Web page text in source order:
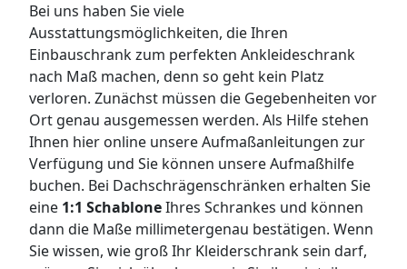
Bei uns haben Sie viele
Ausstattungsmöglichkeiten, die Ihren
Einbauschrank zum perfekten Ankleideschrank
nach Maß machen, denn so geht kein Platz
verloren. Zunächst müssen die Gegebenheiten vor
Ort genau ausgemessen werden. Als Hilfe stehen
Ihnen hier online unsere Aufmaßanleitungen zur
Verfügung und Sie können unsere Aufmaßhilfe
buchen. Bei Dachschrägenschränken erhalten Sie
eine 1:1 SchabloneIhres Schrankes und können
dann die Maße millimetergenau bestätigen. Wenn
Sie wissen, wie groß Ihr Kleiderschrank sein darf,